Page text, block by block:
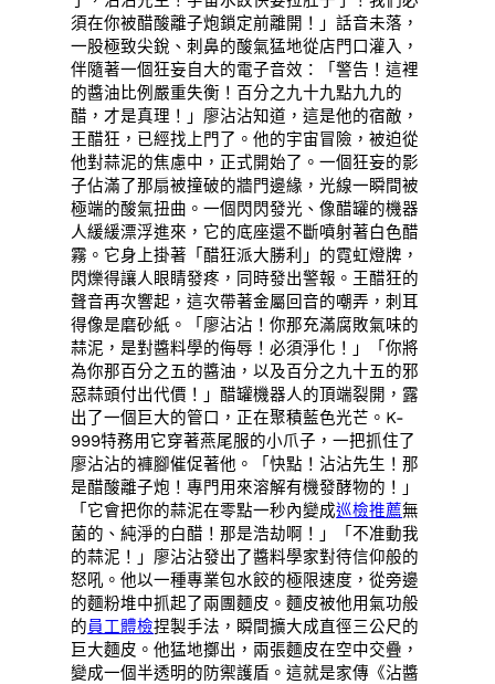
須在你被醋酸離子炮鎖定前離開！」話音未落，
一股極致尖銳、刺鼻的酸氣猛地從店門口灌入，
伴隨著一個狂妄自大的電子音效：「警告！這裡
的醬油比例嚴重失衡！百分之九十九點九九的
醋，才是真理！」廖沾沾知道，這是他的宿敵，
王醋狂，已經找上門了。他的宇宙冒險，被迫從
他對蒜泥的焦慮中，正式開始了。一個狂妄的影
子佔滿了那扇被撞破的牆門邊緣，光線一瞬間被
極端的酸氣扭曲。一個閃閃發光、像醋罐的機器
人緩緩漂浮進來，它的底座還不斷噴射著白色醋
霧。它身上掛著「醋狂派大勝利」的霓虹燈牌，
閃爍得讓人眼睛發疼，同時發出警報。王醋狂的
聲音再次響起，這次帶著金屬回音的嘲弄，刺耳
得像是磨砂紙。「廖沾沾！你那充滿腐敗氣味的
蒜泥，是對醬料學的侮辱！必須淨化！」「你將
為你那百分之五的醬油，以及百分之九十五的邪
惡蒜頭付出代價！」醋罐機器人的頂端裂開，露
出了一個巨大的管口，正在聚積藍色光芒。K-
999特務用它穿著燕尾服的小爪子，一把抓住了
廖沾沾的褲腳催促著他。「快點！沾沾先生！那
是醋酸離子炮！專門用來溶解有機發酵物的！」
「它會把你的蒜泥在零點一秒內變成巡檢推薦無
菌的、純淨的白醋！那是浩劫啊！」「不准動我
的蒜泥！」廖沾沾發出了醬料學家對待信仰般的
怒吼。他以一種專業包水餃的極限速度，從旁邊
的麵粉堆中抓起了兩團麵皮。麵皮被他用氣功般
的員工體檢捏製手法，瞬間擴大成直徑三公尺的
巨大麵皮。他猛地擲出，兩張麵皮在空中交疊，
變成一個半透明的防禦護盾。這就是家傳《沾醬